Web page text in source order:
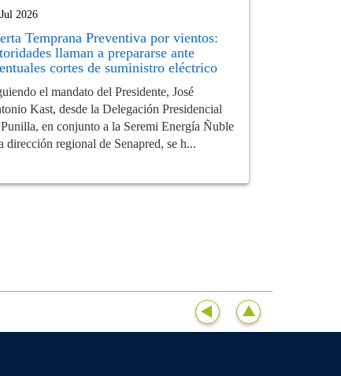
2026
Temprana Preventiva por vientos:
llaman a prepararse ante
cortes de suministro eléctrico
el mandato del Presidente, José
Kast, desde la Delegación Presidencial
en conjunto a la Seremi Energía Ñuble
dirección regional de Senapred, se h...